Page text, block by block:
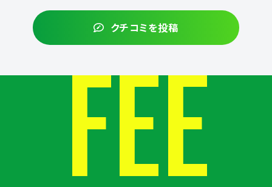
クチコミを投稿
FEE